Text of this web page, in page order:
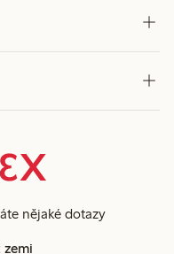
nějaké dotazy